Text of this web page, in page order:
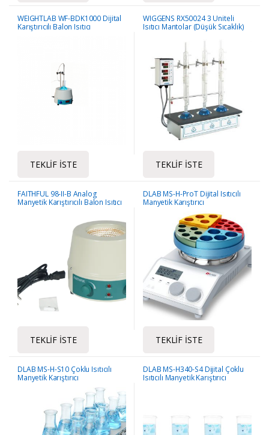
WEIGHTLAB WF-BDK1000 Dijital
Karıştırıcılı Balon Isıtıcı
TEKLIF İSTE
WIGGENS RX50024 3 Üniteli
Isıtıcı Mantolar (Düşük Sıcaklık)
TEKLIF İSTE
FAITHFUL 98-II-B Analog
Manyetik Karıştırıcılı Balon Isıtıcı
TEKLIF İSTE
DLAB MS-H-ProT Dijital Isıtıcılı
Manyetik Karıştırıcı
TEKLIF İSTE
DLAB MS-H-S10 Çoklu Isıtıcılı
Manyetik Karıştırıcı
DLAB MS-H340-S4 Dijital Çoklu
Isıtıcılı Manyetik Karıştırıcı